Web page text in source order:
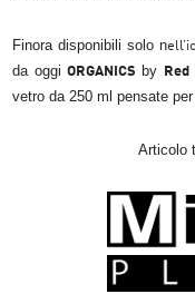
Finora disponibili solo n
da oggiORGANICS by
vetro da 250 ml pensate
Articolo